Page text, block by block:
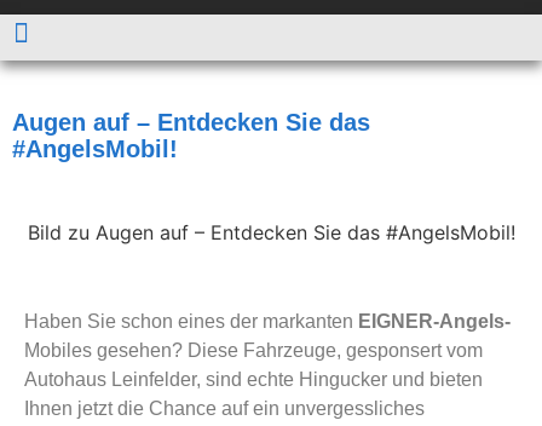
Augen auf – Entdecken Sie das
#AngelsMobil!
Haben Sie schon eines der markanten EIGNER-Angels-
Mobiles gesehen? Diese Fahrzeuge, gesponsert vom
Autohaus Leinfelder, sind echte Hingucker und bieten
Ihnen jetzt die Chance auf ein unvergessliches